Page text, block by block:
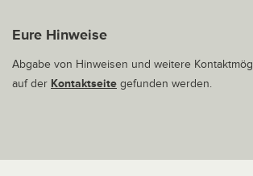
Eure Hinweise
Abgabe von Hinweisen und weitere
auf der Kontaktseite gefunden werden.